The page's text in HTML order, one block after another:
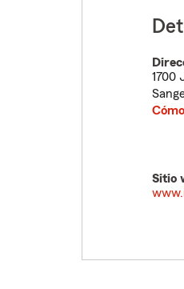
1700
Sitio